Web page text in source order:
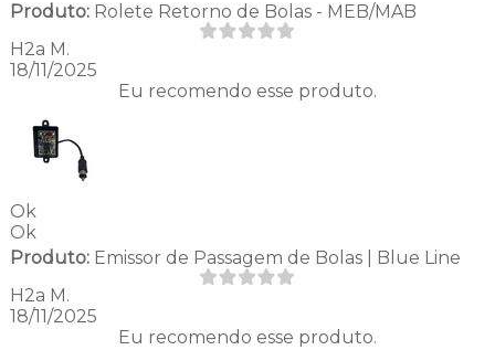
Produto:Rolete Retorno de Bolas - MEB/MAB
H2a M.
18/11/2025
Eu recomendo esse produto.
Ok
Ok
Produto:Emissor de Passagem de Bolas | Blue Line
H2a M.
18/11/2025
Eu recomendo esse produto.